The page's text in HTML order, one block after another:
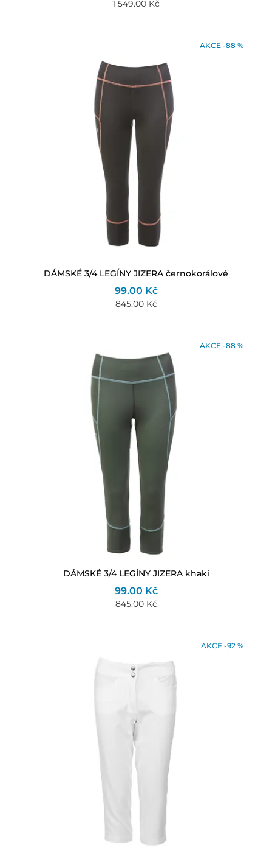
1 549.00 Kč
AKCE -88 %
DÁMSKÉ 3/4 LEGÍNY JIZERA černokorálové
99.00 Kč
845.00 Kč
AKCE -88 %
DÁMSKÉ 3/4 LEGÍNY JIZERA khaki
99.00 Kč
845.00 Kč
AKCE -92 %